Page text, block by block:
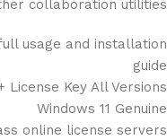
collaboration utilities.
usage and installation
guide
License Key All Versions
Windows 11 Genuine
online license servers